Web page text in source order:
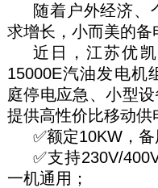
随着户外经济、
求增长，小而美的备
近日，江苏优
15000E汽油发电机
庭停电应急、小型
提供高性价比移动供
✅额定10KW，
✅支持230V/
一机通用；